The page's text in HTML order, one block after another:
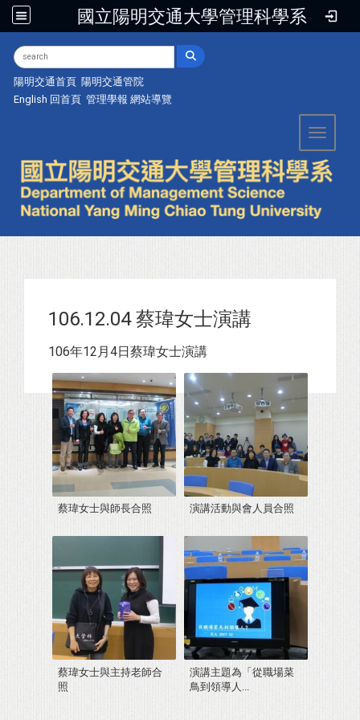
國立陽明交通大學管理科學系
陽明交通首頁 陽明交通管院
English 回首頁 管理學報 網站導覽
Toggle
106.12.04 蔡瑋女士演講
106年12月4日蔡瑋女士演講
蔡瑋女士與師長合照 演講活動與會人員合照
蔡瑋女士與主持老師合
照
演講主題為「從職場菜
鳥到領導人...